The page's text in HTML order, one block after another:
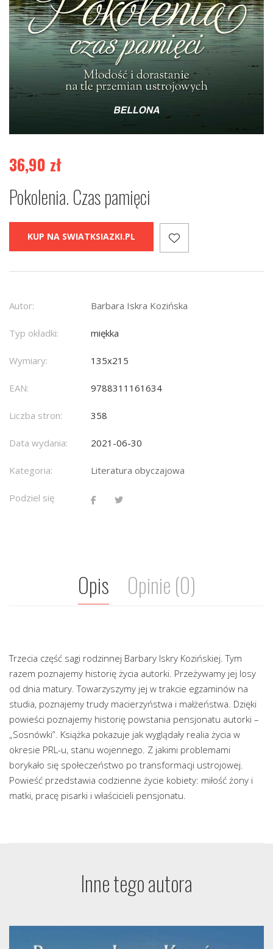
36,90 zł
Pokolenia. Czas pamięci
KUP NA SWIATKSIAZKI.PL
Autor: Barbara Iskra Kozińska
Typ okładki: miękka
Wymiary: 135x215
EAN: 9788311161634
Liczba stron: 358
Data wydania: 2021-06-30
Kategoria: Literatura obyczajowa
Podziel się
Opis Opinie (0)
Trzecia część sagi rodzinnej Barbary Iskry Kozińskiej. Tym
razem poznajemy historię życia autorki. Przeżywamy jej losy
od dnia matury. Towarzyszymy jej w trakcie egzaminów na
studia, poznajemy trudy macierzyństwa i małżeństwa. Dzięki
powieści poznajemy historię powstania pensjonatu autorki –
„Sosnówki”. Książka pokazuje jak wyglądały realia życia w
okresie PRL-u, stanu wojennego. Z jakimi problemami
borykało się społeczeństwo po transformacji ustrojowej.
Powieść przedstawia codzienne życie kobiety: miłość żony i
matki, pracę pisarki i właścicieli pensjonatu.
Inne tego autora